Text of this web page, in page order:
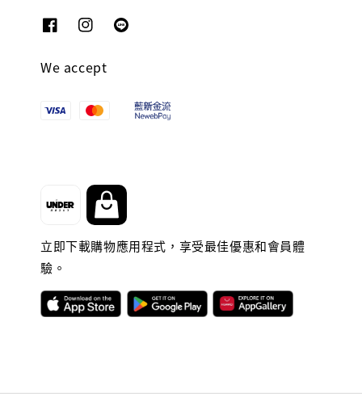
We accept
立即下載購物應用程式，享受最佳優惠和會員體
驗。